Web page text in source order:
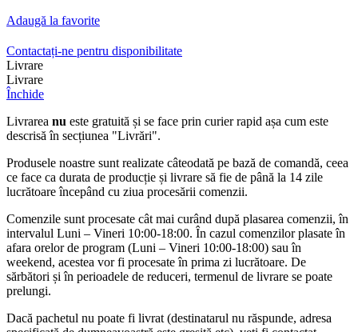
Adaugă la favorite
Contactați-ne pentru disponibilitate
Livrare
Livrare
Închide
Livrarea nu este gratuită și se face prin curier rapid așa cum este
descrisă în secțiunea "Livrări".
Produsele noastre sunt realizate câteodată pe bază de comandă, ceea
ce face ca durata de producție și livrare să fie de până la 14 zile
lucrătoare începând cu ziua procesării comenzii.
Comenzile sunt procesate cât mai curând după plasarea comenzii, în
intervalul Luni – Vineri 10:00-18:00. În cazul comenzilor plasate în
afara orelor de program (Luni – Vineri 10:00-18:00) sau în
weekend, acestea vor fi procesate în prima zi lucrătoare. De
sărbători și în perioadele de reduceri, termenul de livrare se poate
prelungi.
Dacă pachetul nu poate fi livrat (destinatarul nu răspunde, adresa